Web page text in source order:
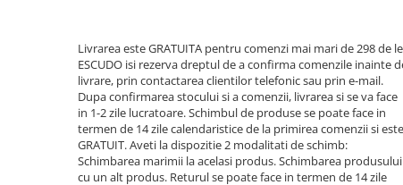
Livrarea este GRATUITA pentru comenzi mai mari de 298 de
ESCUDO isi rezerva dreptul de a confirma comenzile inainte
livrare, prin contactarea clientilor telefonic sau prin e-mail.
Dupa confirmarea stocului si a comenzii, livrarea si se va face
in 1-2 zile lucratoare. Schimbul de produse se poate face in
termen de 14 zile calendaristice de la primirea comenzii si este
GRATUIT. Aveti la dispozitie 2 modalitati de schimb:
Schimbarea marimii la acelasi produs. Schimbarea produsului
cu un alt produs. Returul se poate face in termen de 14 zile